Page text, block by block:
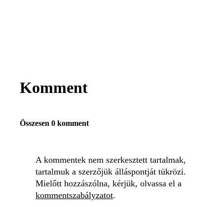
Komment
Összesen 0 komment
A kommentek nem szerkesztett tartalmak,
tartalmuk a szerzőjük álláspontját tükrözi.
Mielőtt hozzászólna, kérjük, olvassa el a
kommentszabályzatot.